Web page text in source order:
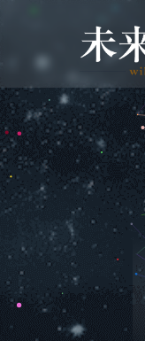
主
要
内
容